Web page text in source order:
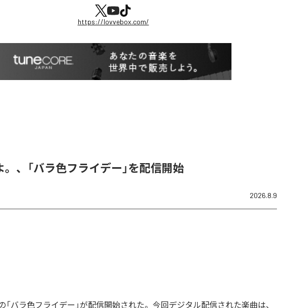
https://lovvebox.com/
。、「バラ色フライデー」を配信開始
2026.8.9
「バラ色フライデー」が配信開始された。今回デジタル配信された楽曲は、